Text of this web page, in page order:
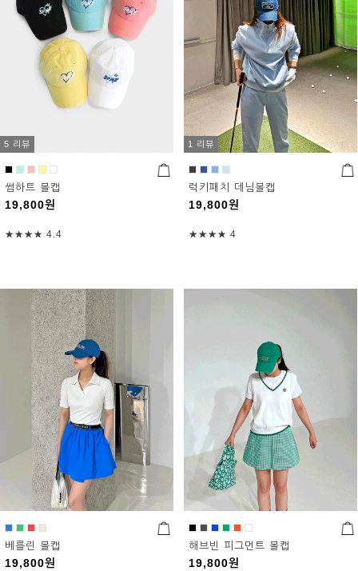
5 리뷰
썸하트 볼캡
19,800원
★★★★ 4.4
1 리뷰
럭키패치 데님볼캡
19,800원
★★★★ 4
베를린 볼캡
19,800원
해브빈 피그먼트 볼캡
19,800원